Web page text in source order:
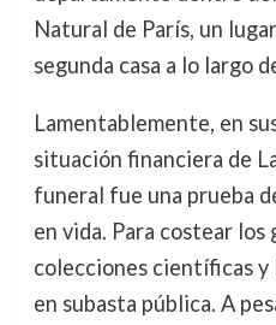
Natural de París, un
segunda casa a lo largo
Lamentablemente, en
situación financiera de
funeral fue una prueba
en vida. Para costear
colecciones científicas
en subasta pública. A